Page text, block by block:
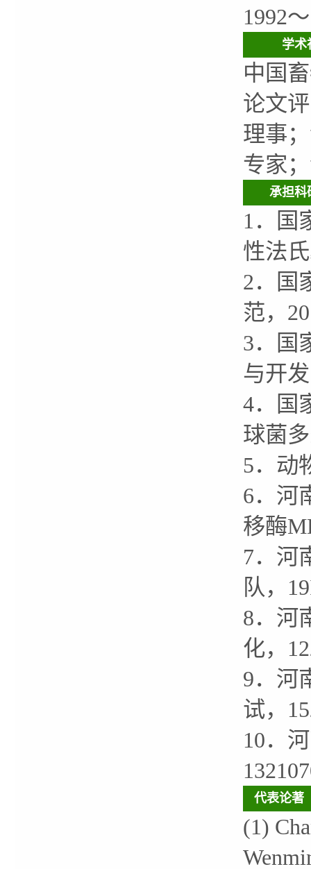
1992
学术
中国
论文
理事
专家
承担科
1．国
性法
2．国
范，
3．国
与开
4．国
球菌
5．动
6．河
移酶
7．河
队，
8．河
化，
9．河
试，
10．
代表论著
(1)